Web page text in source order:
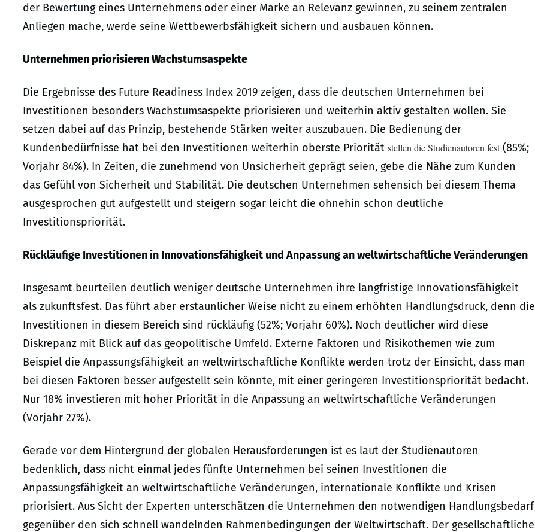
der Bewertung eines Unternehmens oder einer Marke an Relevanz gewinnen, zu seinem zentralen
Anliegen mache, werde seine Wettbewerbsfähigkeit sichern und ausbauen können.
Unternehmen priorisieren Wachstumsaspekte
Die Ergebnisse des Future Readiness Index 2019 zeigen, dass die deutschen Unternehmen bei
Investitionen besonders Wachstumsaspekte priorisieren und weiterhin aktiv gestalten wollen. Sie
setzen dabei auf das Prinzip, bestehende Stärken weiter auszubauen. Die Bedienung der
Kundenbedürfnisse hat bei den Investitionen weiterhin oberste Priorität stellen die Studienautoren fest(85%;
Vorjahr 84%). In Zeiten, die zunehmend von Unsicherheit geprägt seien, gebe die Nähe zum Kunden
das Gefühl von Sicherheit und Stabilität. Die deutschen Unternehmen sehensich bei diesem Thema
ausgesprochen gut aufgestellt und steigern sogar leicht die ohnehin schon deutliche
Investitionspriorität.
Rückläufige Investitionen in Innovationsfähigkeit und Anpassung an weltwirtschaftliche Veränderungen
Insgesamt beurteilen deutlich weniger deutsche Unternehmen ihre langfristige Innovationsfähigkeit
als zukunftsfest. Das führt aber erstaunlicher Weise nicht zu einem erhöhten Handlungsdruck, denn die
Investitionen in diesem Bereich sind rückläufig (52%; Vorjahr 60%). Noch deutlicher wird diese
Diskrepanz mit Blick auf das geopolitische Umfeld. Externe Faktoren und Risikothemen wie zum
Beispiel die Anpassungsfähigkeit an weltwirtschaftliche Konflikte werden trotz der Einsicht, dass man
bei diesen Faktoren besser aufgestellt sein könnte, mit einer geringeren Investitionspriorität bedacht.
Nur 18% investieren mit hoher Priorität in die Anpassung an weltwirtschaftliche Veränderungen
(Vorjahr 27%).
Gerade vor dem Hintergrund der globalen Herausforderungen ist es laut der Studienautoren
bedenklich, dass nicht einmal jedes fünfte Unternehmen bei seinen Investitionen die
Anpassungsfähigkeit an weltwirtschaftliche Veränderungen, internationale Konflikte und Krisen
priorisiert. Aus Sicht der Experten unterschätzen die Unternehmen den notwendigen Handlungsbedarf
gegenüber den sich schnell wandelnden Rahmenbedingungen der Weltwirtschaft. Der gesellschaftliche